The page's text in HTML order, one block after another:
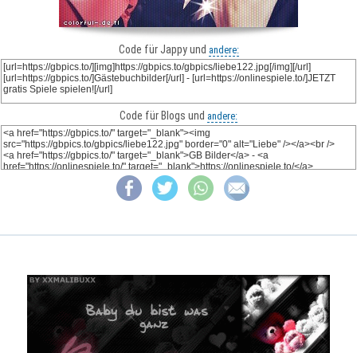
Code für Jappy und andere:
Code für Blogs und andere: